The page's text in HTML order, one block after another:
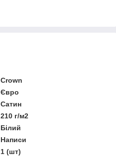
Crown
Євро
Сатин
210 г/м2
Білий
Написи
1 (шт)